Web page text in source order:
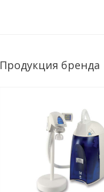
Продукция бренда